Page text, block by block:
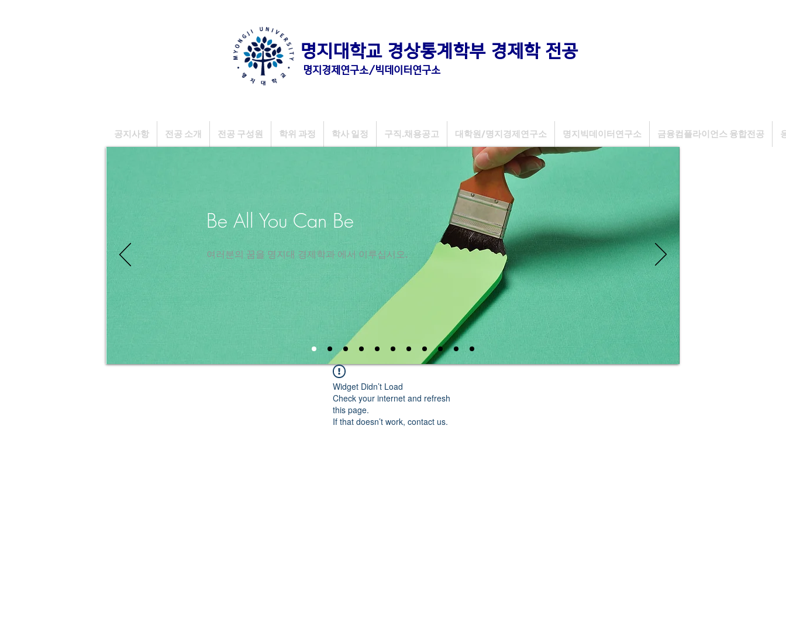
명지대학교 경상통계학부 경제학 전공
명지경제연구소/빅데이터연구소
공지사항 전공 소개 전공 구성원 학위 과정 학사 일정 구직.채용공고 대학원/명지경제연구소 명지빅데이터연구소 금융컴플라이언스 융합전공
Be All You Can Be
​여러분의 꿈을 명지대 경제학과 에서 이루십시오.
Widget Didn’t Load
Check your internet and refresh
this page.
If that doesn’t work, contact us.